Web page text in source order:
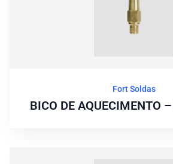
Fort Soldas
BICO DE AQUECIMENTO